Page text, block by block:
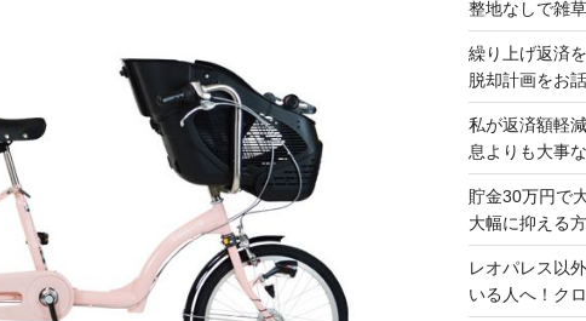
整地なしで雑
繰り上げ返済
脱却計画をお
私が返済額軽
息よりも大事
貯金30万円で
大幅に抑える
レオパレス以
いる人へ！ク